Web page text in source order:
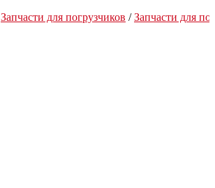
Запчасти для погрузчиков /Запчасти для